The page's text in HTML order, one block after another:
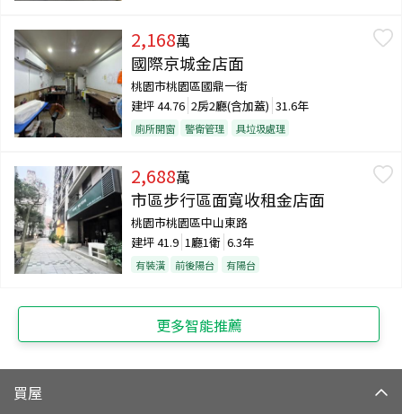
2,168萬
國際京城金店面
桃園市桃園區國鼎一街
建坪44.76 2房2廳(含加蓋) 31.6年
廁所開窗 警衛管理 具垃圾處理
2,688萬
市區步行區面寬收租金店面
桃園市桃園區中山東路
建坪41.9 1廳1衛 6.3年
有裝潢 前後陽台 有陽台
更多智能推薦
買屋